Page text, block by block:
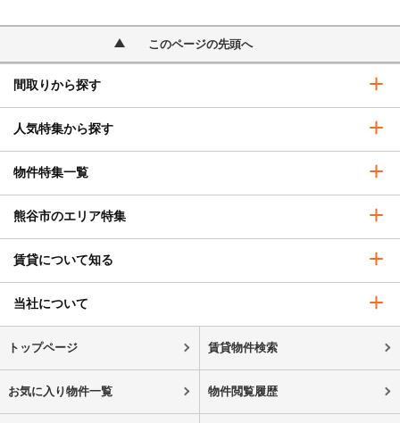
このページの先頭へ
間取りから探す
人気特集から探す
物件特集一覧
熊谷市のエリア特集
賃貸について知る
当社について
トップページ 賃貸物件検索
お気に入り物件一覧 物件閲覧履歴